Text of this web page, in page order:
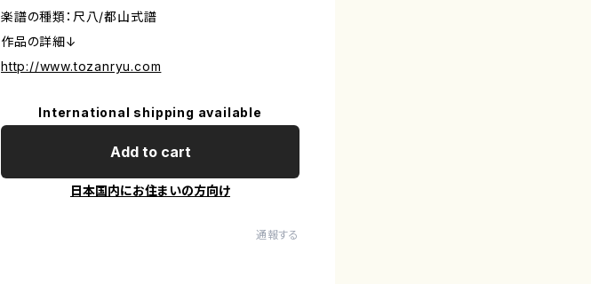
楽譜の種類：尺八/都山式譜
作品の詳細↓
http://www.tozanryu.com
International shipping available
Add to cart
日本国内にお住まいの方向け
通報する